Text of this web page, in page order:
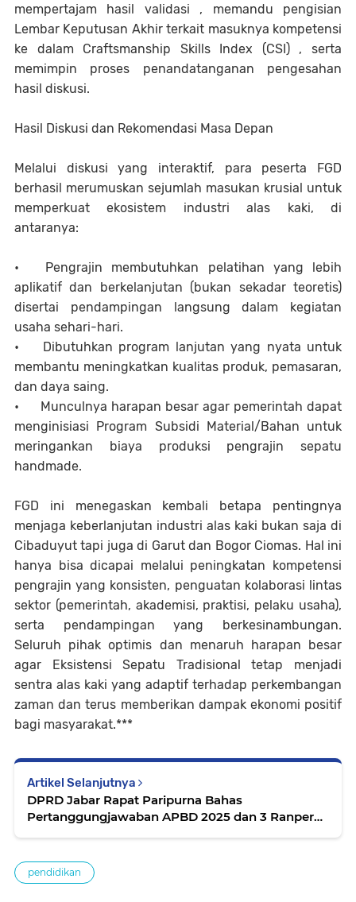
mempertajam hasil validasi , memandu pengisian
Lembar Keputusan Akhir terkait masuknya kompetensi
ke dalam Craftsmanship Skills Index (CSI) , serta
memimpin proses penandatanganan pengesahan
hasil diskusi.
Hasil Diskusi dan Rekomendasi Masa Depan
Melalui diskusi yang interaktif, para peserta FGD
berhasil merumuskan sejumlah masukan krusial untuk
memperkuat ekosistem industri alas kaki, di
antaranya:
•
Pengrajin membutuhkan pelatihan yang lebih
aplikatif dan berkelanjutan (bukan sekadar teoretis)
disertai pendampingan langsung dalam kegiatan
usaha sehari-hari.
•
Dibutuhkan program lanjutan yang nyata untuk
membantu meningkatkan kualitas produk, pemasaran,
dan daya saing.
•
Munculnya harapan besar agar pemerintah dapat
menginisiasi Program Subsidi Material/Bahan untuk
meringankan biaya produksi pengrajin sepatu
handmade.
FGD ini menegaskan kembali betapa pentingnya
menjaga keberlanjutan industri alas kaki bukan saja di
Cibaduyut tapi juga di Garut dan Bogor Ciomas. Hal ini
hanya bisa dicapai melalui peningkatan kompetensi
pengrajin yang konsisten, penguatan kolaborasi lintas
sektor (pemerintah, akademisi, praktisi, pelaku usaha),
serta pendampingan yang berkesinambungan.
Seluruh pihak optimis dan menaruh harapan besar
agar Eksistensi Sepatu Tradisional tetap menjadi
sentra alas kaki yang adaptif terhadap perkembangan
zaman dan terus memberikan dampak ekonomi positif
bagi masyarakat.***
Artikel Selanjutnya
DPRD Jabar Rapat Paripurna Bahas
Pertanggungjawaban APBD 2025 dan 3 Ranperda
pendidikan